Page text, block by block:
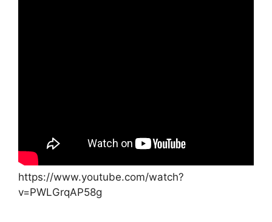
https://www.youtube.com/watch?
v=PWLGrqAP58g